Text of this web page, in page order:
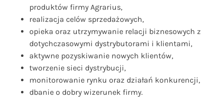
produktów firmy Agrarius,
realizacja celów sprzedażowych,
opieka oraz utrzymywanie relacji biznesowych z
dotychczasowymi dystrybutorami i klientami,
aktywne pozyskiwanie nowych klientów,
tworzenie sieci dystrybucji,
monitorowanie rynku oraz działań konkurencji,
dbanie o dobry wizerunek firmy.